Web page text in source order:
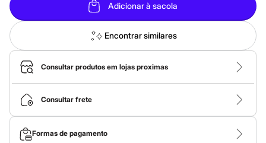
Blusas e Camisetas
Básicos
Calças
Casacos e Jaquetas
Jeans
Macacões
Saias
Shorts e Bermudas
Vestidos
Acessórios
Bolsas
Bonés e Chapéus
Bijoux
Adicionar à sacola
Encontrar similares
Consultar produtos em lojas proximas
Consultar frete
Formas de pagamento